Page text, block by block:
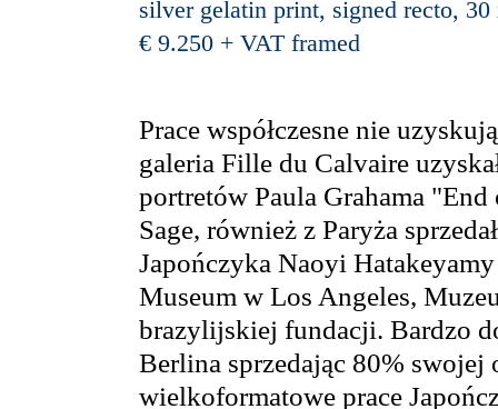
silver gelatin print, signed recto, 30
€ 9.250 + VAT framed
Prace współczesne nie
galeria Fille du Calvaire
portretów Paula Grahama
Sage, również z Paryża
Japończyka Naoyi
Museum w Los Angeles,
brazylijskiej fundacji. Bardzo
Berlina sprzedając 80% swojej
wielkoformatowe prace